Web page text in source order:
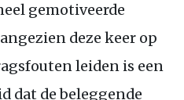
gemotiveerde
deze keer op
leiden is een
dat de beleggende